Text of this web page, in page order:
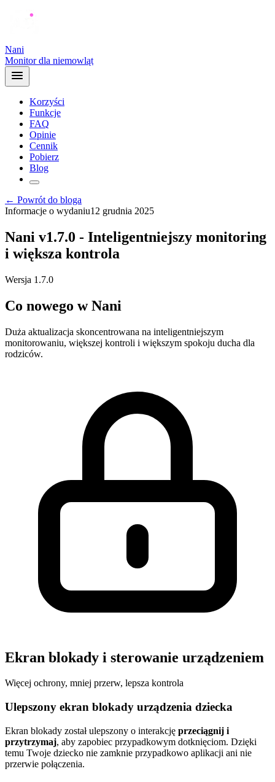
Nani
Monitor dla niemowląt
Korzyści
Funkcje
FAQ
Opinie
Cennik
Pobierz
Blog
← Powrót do bloga
Informacje o wydaniu12 grudnia 2025
Nani v1.7.0 - Inteligentniejszy monitoring
i większa kontrola
Wersja 1.7.0
Co nowego w Nani
Duża aktualizacja skoncentrowana na inteligentniejszym
monitorowaniu, większej kontroli i większym spokoju ducha dla
rodziców.
Ekran blokady i sterowanie urządzeniem
Więcej ochrony, mniej przerw, lepsza kontrola
Ulepszony ekran blokady urządzenia dziecka
Ekran blokady został ulepszony o interakcję przeciągnij i
przytrzymaj, aby zapobiec przypadkowym dotknięciom. Dzięki
temu Twoje dziecko nie zamknie przypadkowo aplikacji ani nie
przerwie połączenia.